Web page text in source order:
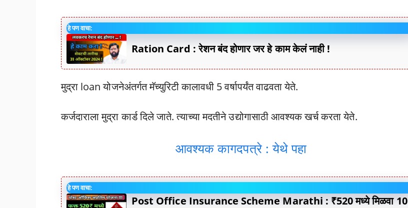
हे पण वाचा:
Ration Card : रेशन बंद होणार जर हे काम केलं नाही !
मुद्रा loan योजनेअंतर्गत मॅच्युरिटी कालावधी 5 वर्षापर्यंत वाढवता येते.
कर्जदाराला मुद्रा कार्ड दिले जाते. त्याच्या मदतीने उद्योगासाठी आवश्यक खर्च करता येते.
आवश्यक कागदपत्रे : येथे पहा
हे पण वाचा:
Post Office Insurance Scheme Marathi : ₹520 मध्ये मिळवा 10